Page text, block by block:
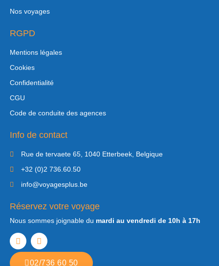
Nos voyages
RGPD
Mentions légales
Cookies
Confidentialité
CGU
Code de conduite des agences
Info de contact
Rue de tervaete 65, 1040 Etterbeek, Belgique
+32 (0)2 736.60.50
info@voyagesplus.be
Réservez votre voyage
Nous sommes joignable du mardi au vendredi de 10h à 17h
02/736 60 50